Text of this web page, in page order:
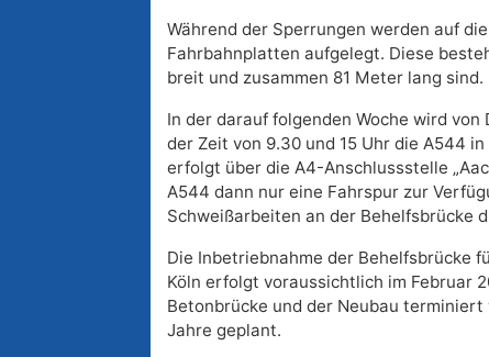
Während der Sperrungen werden auf
Fahrbahnplatten aufgelegt. Diese
breit und zusammen 81 Meter lang sind.
In der darauf folgenden Woche wird von
der Zeit von 9.30 und 15 Uhr die A544
erfolgt über die A4-Anschlussstelle
A544 dann nur eine Fahrspur zur
Schweißarbeiten an der Behelfsbrücke
Die Inbetriebnahme der Behelfsbrücke
Köln erfolgt voraussichtlich im Februar
Betonbrücke und der Neubau
Jahre geplant.